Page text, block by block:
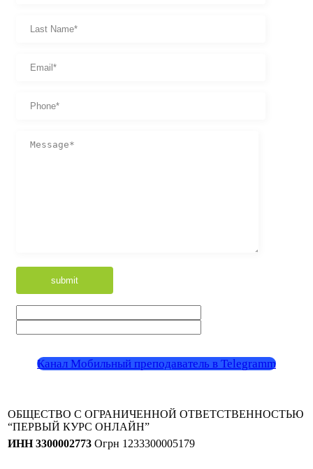
Канал Мобильный преподаватель в Telegramm
ОБЩЕСТВО С ОГРАНИЧЕННОЙ ОТВЕТСТВЕННОСТЬЮ
“ПЕРВЫЙ КУРС ОНЛАЙН”
ИНН 3300002773 Огрн 1233300005179